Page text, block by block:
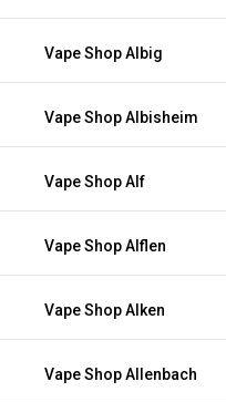
Vape Shop Albig
Vape Shop Albisheim
Vape Shop Alf
Vape Shop Alflen
Vape Shop Alken
Vape Shop Allenbach